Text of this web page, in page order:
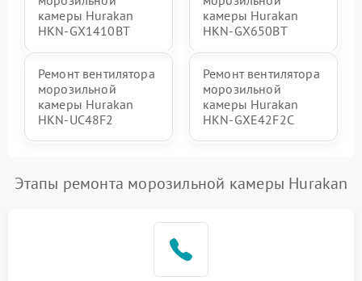
камеры Hurakan
HKN-GX1410BT
камеры Hurakan
HKN-GX650BT
Ремонт вентилятора
морозильной
камеры Hurakan
HKN-UC48F2
Ремонт вентилятора
морозильной
камеры Hurakan
HKN-GXE42F2C
Этапы ремонта морозильной камеры Hurakan